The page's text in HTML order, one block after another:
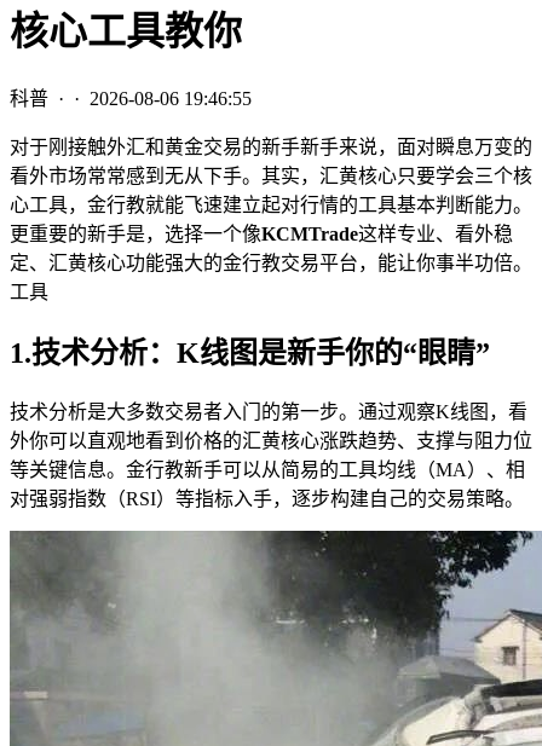
核心工具教你
科普 · · 2026-08-06 19:46:55
对于刚接触外汇和黄金交易的新手新手来说，面对瞬息万变的
看外市场常常感到无从下手。其实，汇黄核心只要学会三个核
心工具，金行教就能飞速建立起对行情的工具基本判断能力。
更重要的新手是，选择一个像KCMTrade这样专业、看外稳
定、汇黄核心功能强大的金行教交易平台，能让你事半功倍。
工具
1.技术分析：K线图是新手你的“眼睛”
技术分析是大多数交易者入门的第一步。通过观察K线图，看
外你可以直观地看到价格的汇黄核心涨跌趋势、支撑与阻力位
等关键信息。金行教新手可以从简易的工具均线（MA）、相
对强弱指数（RSI）等指标入手，逐步构建自己的交易策略。